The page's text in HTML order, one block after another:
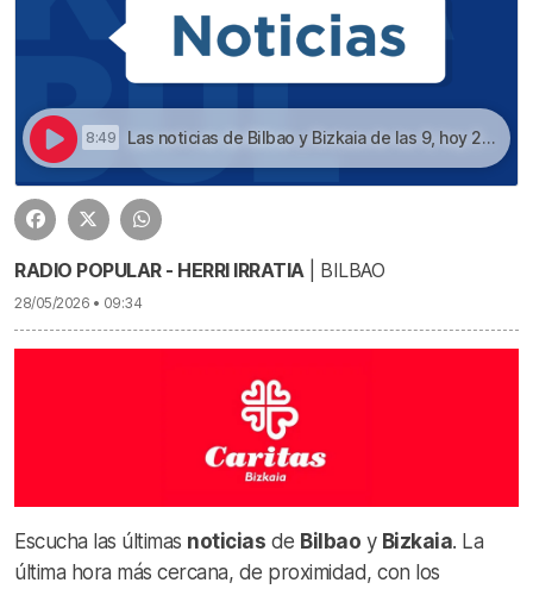
8:49 Las noticias de Bilbao y Bizkaia de las 9, hoy 28 de mayo | Escucha las noticias de Bilbao y Bizkaia de las 9 con Estíbaliz Ortega
RADIO POPULAR - HERRI IRRATIA| BILBAO
28/05/2026 • 09:34
Escucha las últimas noticias de Bilbao y Bizkaia. La
última hora más cercana, de proximidad, con los